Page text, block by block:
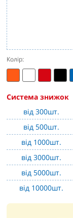
Колір:
Система знижок
від 300шт.
від 500шт.
від 1000шт.
від 3000шт.
від 5000шт.
від 10000шт.